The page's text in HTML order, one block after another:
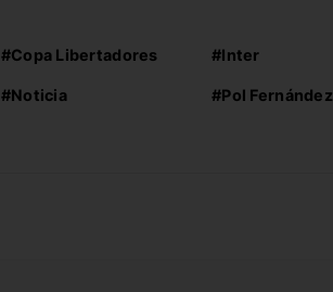
#Copa Libertadores #Inter
#Noticia #Pol Fernández